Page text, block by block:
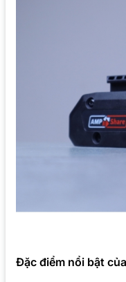
Đặc điểm nổi bật